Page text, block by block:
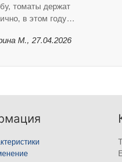
томаты держат
в этом году…
М., 27.04.2026